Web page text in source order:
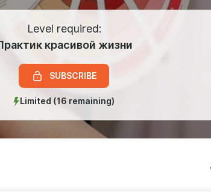
Level required:
красивой жизни
SUBSCRIBE
Limited (16 remaining)